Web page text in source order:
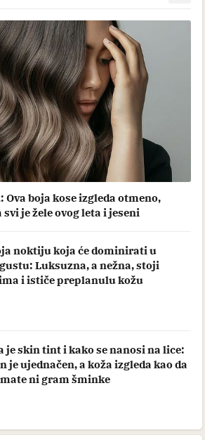
boja kose izgleda otmeno,
je žele ovog leta i jeseni
noktiju koja će dominirati u
Luksuzna, a nežna, stoji
i ističe preplanulu kožu
je skin tint i kako se nanosi na lice:
je ujednačen, a koža izgleda kao da
ni gram šminke